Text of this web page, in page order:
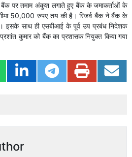
बैंक पर तमाम अंकुश लगाते हुए बैंक के जमाकर्ताओं के
50,000 रुपए तय की है। रिजर्व बैंक ने बैंक के
इसके साथ ही एसबीआई के पूर्व उप प्रबंध निदेशक
कुमार को बैंक का प्रशासक नियुक्त किया गया